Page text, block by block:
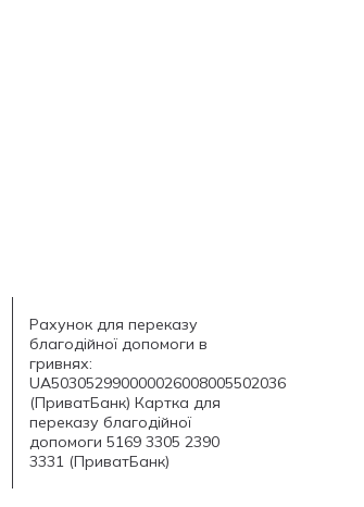
Рахунок для переказу
благодійної допомоги в
гривнях:
UA503052990000026008005502036
(ПриватБанк) Картка для
переказу благодійної
допомоги 5169 3305 2390
3331 (ПриватБанк)